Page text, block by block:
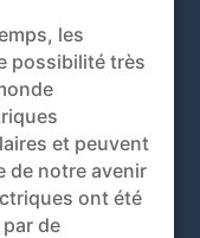
les
possibilité très
et peuvent
de notre avenir
ont été
de